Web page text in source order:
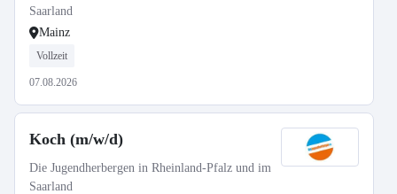
Saarland
Mainz
Vollzeit
07.08.2026
Koch (m/w/d)
Die Jugendherbergen in Rheinland-Pfalz und im
Saarland